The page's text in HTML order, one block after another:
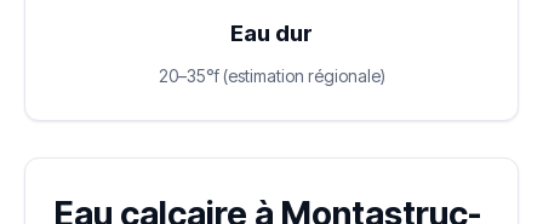
Eau dur
20–35°f (estimation régionale)
Eau calcaire à Montastruc-